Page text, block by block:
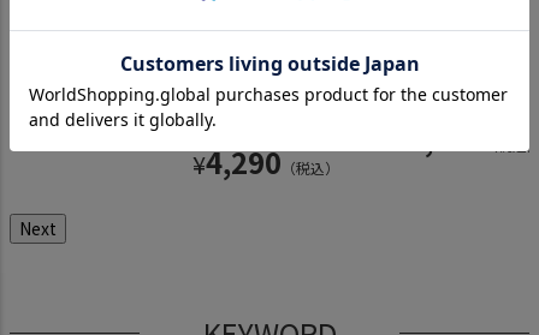
超超ローライズ シフォンバック
リボンパンツ〈黒〉
4,290
シフォンチューブトップ
〈黒〉
ローライズ 紐パンツ
黒〉
3,190
超ローライズ シフォン
フリルペチパンツ
〈黒〉
¥4,290 （税込）
超ローライズ シフ
リボンパンツ〈黒
（税込
Next